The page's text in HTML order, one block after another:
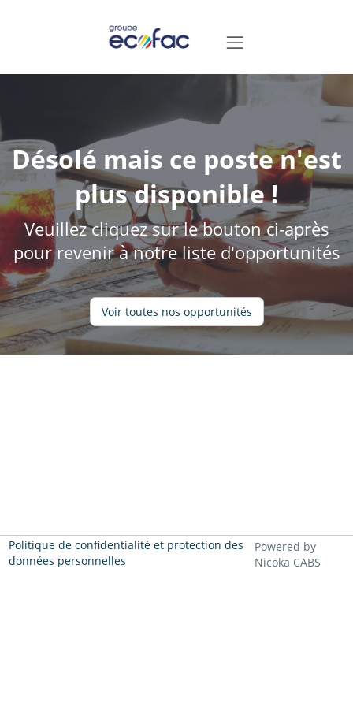
Désolé mais ce poste n'est
plus disponible !
Veuillez cliquez sur le bouton ci-après
pour revenir à notre liste d'opportunités
Voir toutes nos opportunités
Politique de confidentialité et protection des
données personnelles
Powered by
Nicoka CABS